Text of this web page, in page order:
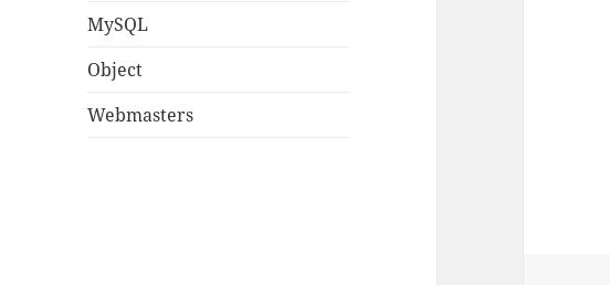
MySQL
Object
Webmasters